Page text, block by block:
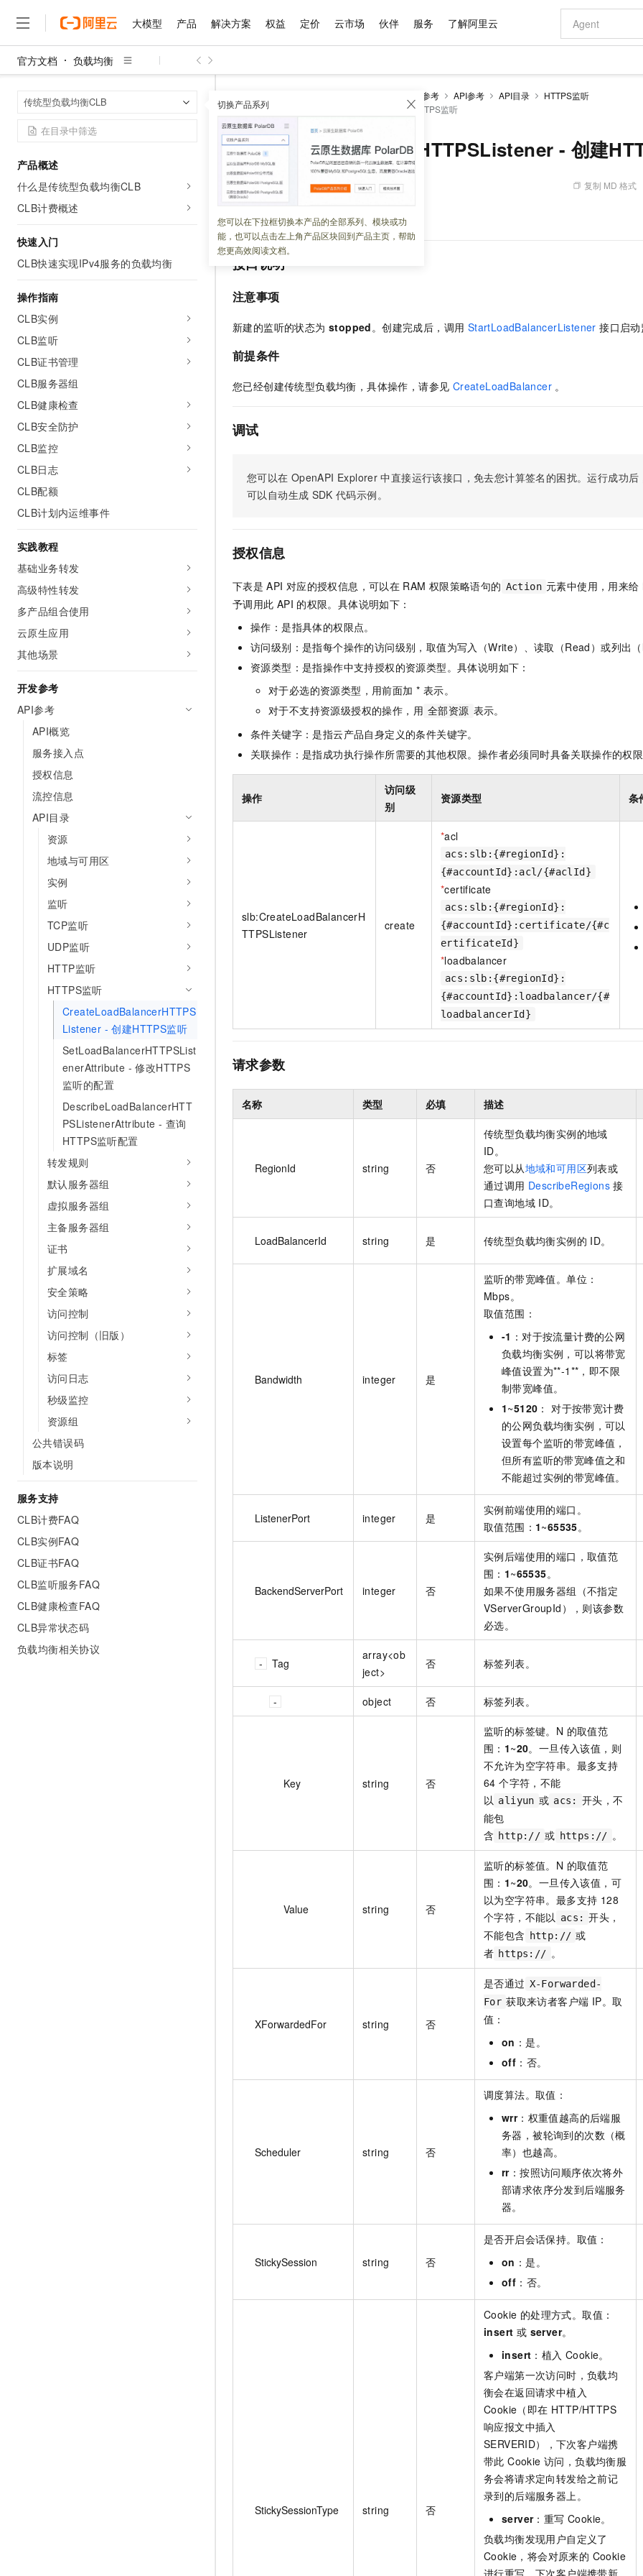
大模型 产品 解决方案 权益 定价 云市场 伙伴 服务 了解阿里云
官方文档 负载均衡
传统型负载均衡CLB 切换产品系列
您可以在下拉框切换本产品的全部系列、模块或功
能，也可以点击左上角产品区块回到产品主页，帮助
您更高效阅读文档。
产品概述
什么是传统型负载均衡CLB
CLB计费概述
快速入门
CLB快速实现IPv4服务的负载均衡
操作指南
CLB实例
CLB监听
CLB证书管理
CLB服务器组
CLB健康检查
CLB安全防护
CLB监控
CLB日志
CLB配额
CLB计划内运维事件
实践教程
基础业务转发
高级特性转发
多产品组合使用
云原生应用
其他场景
开发参考
API参考
API概览
服务接入点
授权信息
流控信息
API目录
资源
地域与可用区
实例
监听
TCP监听
UDP监听
HTTP监听
HTTPS监听
CreateLoadBalancerHTTPS
Listener - 创建HTTPS监听
SetLoadBalancerHTTPSList
enerAttribute - 修改HTTPS
监听的配置
DescribeLoadBalancerHTT
PSListenerAttribute - 查询
HTTPS监听配置
转发规则
默认服务器组
虚拟服务器组
主备服务器组
证书
扩展域名
安全策略
访问控制
访问控制（旧版）
标签
访问日志
秒级监控
资源组
公共错误码
版本说明
服务支持
CLB计费FAQ
CLB实例FAQ
CLB证书FAQ
CLB监听服务FAQ
CLB健康检查FAQ
CLB异常状态码
负载均衡相关协议
开发参考 API参考 API目录
HTTPS监听
CreateLoadBalancerHTTPSListener - 创建HTTPS监听
CreateLoadBalancerHTTPSListener - 创建
更新时间：2026-03-02 12:13:34 复制 MD 格式
创建 HTTPS 监听。
接口说明
注意事项
新建的监听的状态为 stopped 。创建完成后，调用 StartLoadBalancerListener 接口启动
前提条件
您已经创建传统型负载均衡，具体操作，请参见 CreateLoadBalancer 。
调试
您可以在 OpenAPI Explorer 中直接运行该接口，免去您计算签名的困扰。运行成功
可以自动生成 SDK 代码示例。
授权信息
下表是 API 对应的授权信息，可以在 RAM 权限策略语句的 Action 元素中使用，用来给
予调用此 API 的权限。具体说明如下：
操作：是指具体的权限点。
访问级别：是指每个操作的访问级别，取值为写入（Write）、读取（Read）或列出（
资源类型：是指操作中支持授权的资源类型。具体说明如下：
对于必选的资源类型，用前面加 * 表示。
对于不支持资源级授权的操作，用 全部资源 表示。
条件关键字：是指云产品自身定义的条件关键字。
关联操作：是指成功执行操作所需要的其他权限。操作者必须同时具备关联操作的权限
操作
访问级
别
资源类型 条
slb:CreateLoadBalancerH
TTPSListener
create
*acl
acs:slb:{#regionId}:
{#accountId}:acl/{#aclId}
*certificate
acs:slb:{#regionId}:
{#accountId}:certificate/{#c
ertificateId}
*loadbalancer
acs:slb:{#regionId}:
{#accountId}:loadbalancer/{#
loadbalancerId}
请求参数
名称 类型 必填 描述
RegionId string 否
传统型负载均衡实例的地域
ID。
您可以从地域和可用区列表或
通过调用 DescribeRegions 接
口查询地域 ID。
LoadBalancerId string 是 传统型负载均衡实例的 ID。
Bandwidth integer 是
监听的带宽峰值。单位：
Mbps。
取值范围：
-1 ：对于按流量计费的公网
负载均衡实例，可以将带宽
峰值设置为**-1**，即不限
制带宽峰值。
1~5120 ： 对于按带宽计费
的公网负载均衡实例，可以
设置每个监听的带宽峰值，
但所有监听的带宽峰值之和
不能超过实例的带宽峰值。
ListenerPort integer 是
实例前端使用的端口。
取值范围： 1~65535。
BackendServerPort integer 否
实例后端使用的端口，取值范
围： 1~65535。
如果不使用服务器组（不指定
VServerGroupId），则该参数
必选。
Tag
array<ob
ject>
否 标签列表。
object 否 标签列表。
Key string 否
监听的标签键。N 的取值范
围： 1~20。一旦传入该值，则
不允许为空字符串。最多支持
64 个字符，不能
以 aliyun 或 acs:
开头，不
能包
含 http:// 或 https:// 。
Value string 否
监听的标签值。N 的取值范
围： 1~20。一旦传入该值，可
以为空字符串。最多支持 128
个字符，不能以
acs: 开头，
不能包含
http:// 或
者 https:// 。
XForwardedFor string 否
是否通过 X-Forwarded-
For 获取来访者客户端 IP。取
值：
on ：是。
off ：否。
Scheduler string 否
调度算法。取值：
wrr：权重值越高的后端服
务器，被轮询到的次数（概
率）也越高。
rr：按照访问顺序依次将外
部请求依序分发到后端服务
器。
StickySession string 否
是否开启会话保持。取值：
on ：是。
off ：否。
StickySessionType string 否
Cookie 的处理方式。取值：
insert 或 server。
insert ：植入 Cookie。
客户端第一次访问时，负载均
衡会在返回请求中植入
Cookie（即在 HTTP/HTTPS
响应报文中插入
SERVERID），下次客户端携
带此 Cookie 访问，负载均衡服
务会将请求定向转发给之前记
录到的后端服务器上。
server：重写 Cookie。
负载均衡发现用户自定义了
Cookie，将会对原来的 Cookie
进行重写，下次客户端携带新
大模型
大模型
文本生成
Qwen3.8-Max HOT
智能体时代全能旗舰模型
Qwen3.7-Plus
视觉 Coding、空间感知、多模态思考等全面升级
Kimi 最新旗舰模型，长程编程与推理利器
1M上下文，专为长程任务能力而生
图片和
大模型服务
在线体验全尺寸、多种模态的模型效果
Happy 系列大模型
AI 应用构建
灵活可视化地构建企业级 Agent
快速部署 Dify，高效搭建 AI 应用
10 分钟在聊天系统中增加一个 AI 助手
在企业官网、通讯软件中为客户提供 AI 客服
即刻拥有 DeepSeek-R1 满血版 超强辅助，
产品
精选产品
人工智能与机器学习
容器
安全
中间件
数据库
大数据计算
媒体服务
企业服务与云通信
域名与网站
终端用户计算
Serverless
迁移与运维管理
专有云
精选产品
大模型服务平台百炼
大模型服务与应用平台
千问大模型
多元化、高性能、安全可靠的大模型服务
无影云电脑
随时随地安全接入的云上超级电脑
云解析DNS
云原生大数据计算服务 MaxCompute
面向分析的企业级SaaS模式云数据仓库
域名与网站
对象存储 OSS
一站式AI开发、训练和推理服务
Qoder CN
云数据库 RDS
解决方案
精选解决方案
AI
大数据
安全
网络
可观测
上云与迁云
企业出海
政企业务
精选解决方案
千问办公，解锁你的工作新方式
企业级Agent产品，直接交付可用成果
Agency Agents：拥有专属领域专家
多领域专家智能体,一键组建 AI 虚拟交付团队
HappyHorse 打造一站式影视创作平台
快速拥有专属 OpenClaw
睿译宝，AI翻译排版一步到位
GLM-5.2：长任务时代开源旗舰模型
自主进化，持久记忆，越用越聪明
Claude Code + GStack 打造工程团队
即刻拥有
权益 普惠上云
普惠上云 官方力荐
云服务器38元/年起，超值低价云产品抢先购
官方推荐返现计划
推荐新用户得奖励，单订单最高返9万
云工开物
高校专属算力普惠，学生认证享300元代金券
免费试用
解决方案免费试用 新老同享
最高领取价值200元试用点，立即开启云上创新
AI 产品 免费试用
1亿+ 大模型 tokens 和 30+ 款产品免费体验
产品新客免费试用，最长12个月
大模型ACA认证体验
助力企业全员 AI 认知与能力提升
AI 特惠
智启 AI 普惠权益
阿里云 OPC 创新助力计划
至高百万元 Token 补贴，加速一人公司成长
Qwen3.8-Max 首发尝鲜，限时加量 10 倍，夜间低至2折
千问办公，限时限量积分加倍
Night Plan 支持 Qwen 3.8-Max NEW
AI 场景体
AI 电商营销
AI 办公
定价 产品定价
了解云产品的定价详情
云上成本管理
管理和优化成本
价格计算器
自助选配和估算价格
价格优势
推动算力普惠，释放技术红利
配置报价
云市场 精选商城
网站建设
多端小程序
Salesforce 国际版订阅
友盟天域
观测云
Tuya 物联网平台阿里云版
蓝凌 OA
电子合同
行业生态解决方案
AI 开发和 AI 应用解决方案
数据与 API
数据集
身份实名认证
短信
OCR 文字识别
发票查验
企业应用
CRM
基础软件
宝塔 Linux
CentOS
Docker
伙伴 成为销售伙伴
分销伙伴
咨询伙伴
销售伙伴合作计划
Salesforce On Alibaba Cloud
Consulting Partner 合作计划
AI 大模型销售与服务生态合作计划
成为产品伙伴
产品生态集成认证中心
产品生态伙伴工作台
产品伙伴
云存储合作计
数据库合作
服务生态伙伴
服务 售前咨询
在线服务
售后服务
自助服务
工单服务
短信专区
企业增值服务
企业支持计划
企业增值服务台
服务实践
阿里云认证
全部认证
训练营
了解阿里云 为什么选择阿里云
什么是云计算
技术领先
稳定可靠
安全合规
分析师报告
研究报告与白皮书
云开发大赛
入门学习赛
最佳实践
云上春晚
云栖战略参考
云上的中国
金融模力时刻
市场活动
云栖大会
活动全景
云工开物